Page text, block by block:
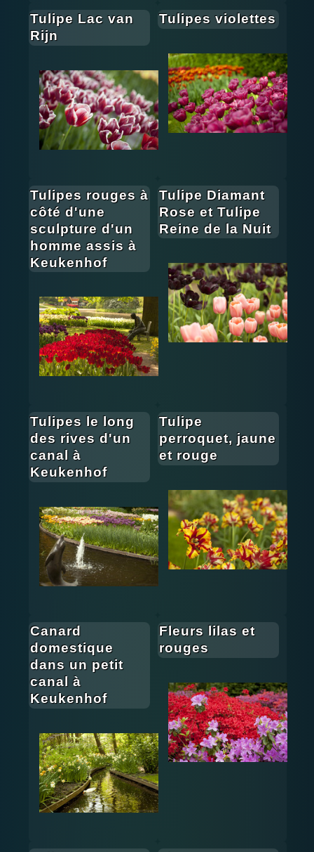
Tulipe Lac van
Rijn
Tulipes violettes
Tulipes rouges à
côté d'une
sculpture d'un
homme assis à
Keukenhof
Tulipe Diamant
Rose et Tulipe
Reine de la Nuit
Tulipes le long
des rives d'un
canal à
Keukenhof
Tulipe
perroquet, jaune
et rouge
Canard
domestique
dans un petit
canal à
Keukenhof
Fleurs lilas et
rouges